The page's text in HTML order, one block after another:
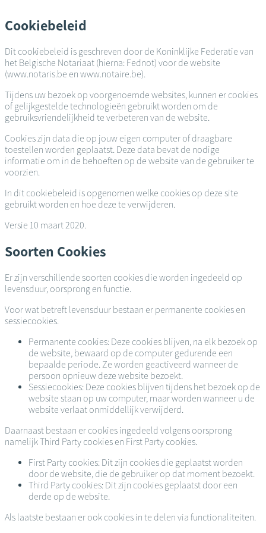
en
naar
inhoud
gaan
Cookiebeleid
Dit cookiebeleid is geschreven door de Koninklijke Federatie van
het Belgische Notariaat (hierna: Fednot) voor de website
(www.notaris.be en www.notaire.be).
Tijdens uw bezoek op voorgenoemde websites, kunnen er cookies
of gelijkgestelde technologieën gebruikt worden om de
gebruiksvriendelijkheid te verbeteren van de website.
Cookies zijn data die op jouw eigen computer of draagbare
toestellen worden geplaatst. Deze data bevat de nodige
informatie om in de behoeften op de website van de gebruiker te
voorzien.
In dit cookiebeleid is opgenomen welke cookies op deze site
gebruikt worden en hoe deze te verwijderen.
Versie 10 maart 2020.
Soorten Cookies
Er zijn verschillende soorten cookies die worden ingedeeld op
levensduur, oorsprong en functie.
Voor wat betreft levensduur bestaan er permanente cookies en
sessiecookies.
Permanente cookies: Deze cookies blijven, na elk bezoek op
de website, bewaard op de computer gedurende een
bepaalde periode. Ze worden geactiveerd wanneer de
persoon opnieuw deze website bezoekt.
Sessiecookies: Deze cookies blijven tijdens het bezoek op de
website staan op uw computer, maar worden wanneer u de
website verlaat onmiddellijk verwijderd.
Daarnaast bestaan er cookies ingedeeld volgens oorsprong
namelijk Third Party cookies en First Party cookies.
First Party cookies: Dit zijn cookies die geplaatst worden
door de website, die de gebruiker op dat moment bezoekt.
Third Party cookies: Dit zijn cookies geplaatst door een
derde op de website.
Als laatste bestaan er ook cookies in te delen via functionaliteiten.